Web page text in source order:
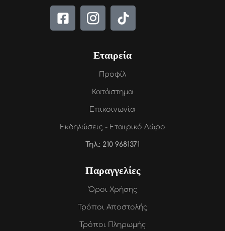
Εταιρεία
Προφίλ
Κατάστημα
Επικοινωνία
Εκδηλώσεις - Εταιρικό Δώρο
Τηλ.: 210 9681371
Παραγγελίες
Όροι Χρήσης
Τρόποι Αποστολής
Τρόποι Πληρωμής